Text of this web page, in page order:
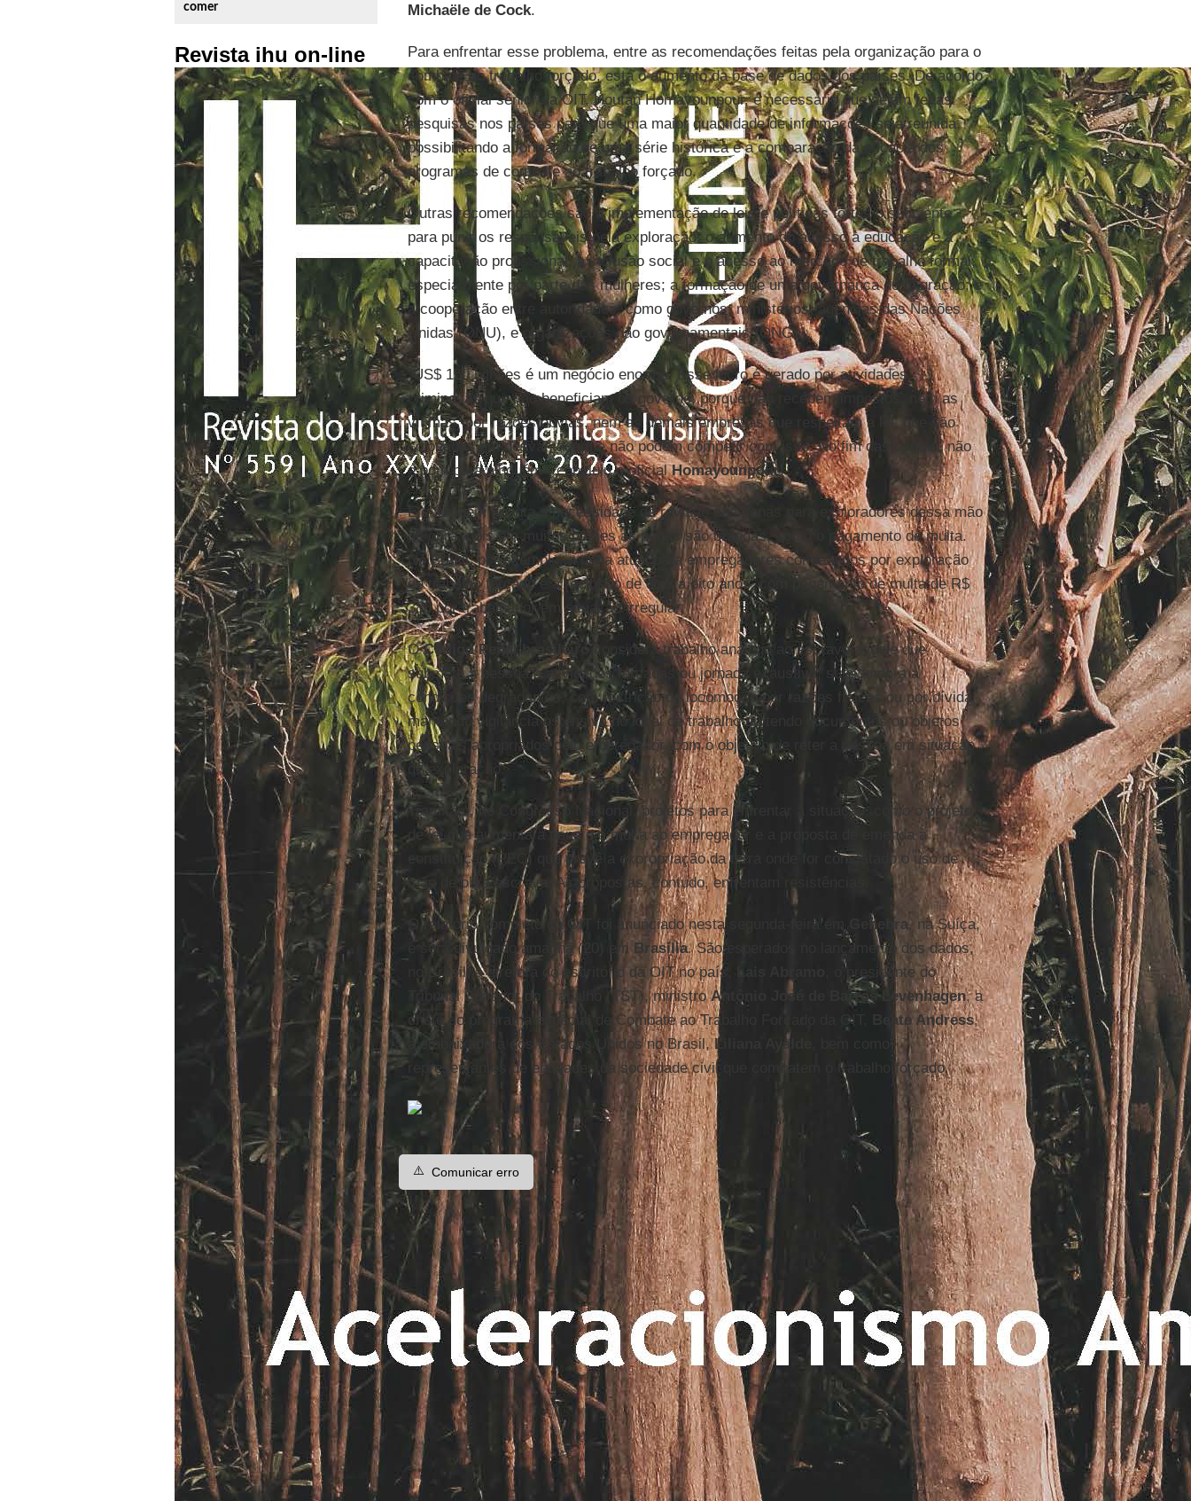
comer
Revista ihu on-line
Michaële de Cock.
Para enfrentar esse problema, entre as recomendações feitas pela organização para o
combate ao trabalho forçado, está o aumento da base de dados dos países. De acordo
com o oficial sênior da OIT, Houtan Homayounpour, é necessário que sejam feitas
pesquisas nos países para que uma maior quantidade de informações seja reunida,
possibilitando a formação de uma série histórica e a comparação da eficácia dos
programas de combate ao trabalho forçado.
Outras recomendações são a implementação de leis e políticas fortes o suficiente
para punir os responsáveis pela exploração; o aumento do acesso à educação e à
capacitação profissional; a inclusão social e o acesso ao mercado de trabalho formal,
especialmente por parte das mulheres; a formação de uma governança de migração; e
a cooperação entre autoridades, como governos, ministérios, agências das Nações
Unidas (ONU), e organizações não governamentais (ONGs).
“US$ 150 bilhões é um negócio enorme. Esse lucro é gerado por atividades
criminosas que não beneficiam os governo, porque não recebem impostos, nem as
vítimas, por razões óbvias, nem as demais empresas que respeitam a lei, que são
colocadas em desvantagem e não podem competir com isso. No fim das contas, não
é bom para ninguém”, concluiu o oficialHomayounpour.
Ele também aponta a necessidade de revisão das penas para exploradores dessa mão
de obra, pois em muitos países as penas são brandas, como o pagamento de multa.
No Brasil, por exemplo, a pena atual para empregadores condenados por exploração
de trabalho forçado é a reclusão de dois a oito anos, com pagamento de multa de R$
380 por trabalhador em situação irregular.
OCódigo Penal brasileiroconsidera trabalho análogo ao escravo aquele que
submete a pessoa a atividades forçadas ou jornada exaustiva, sujeitando-a a
condições degradantes, com restrição de locomoção por razões físicas ou por dívida,
mantendo vigilância ostensiva no local de trabalho ou tendo documentos ou objetos
pessoais apropriados pelo empregador, com o objetivo de reter a pessoa em situação
de exploração.
Tramitam, no Congresso Nacional, projetos para enfrentar a situação, como o projeto
de lei que aumenta a pena e a multa ao empregador e a proposta de emenda à
constituição (PEC) que prevê a expropriação da terra onde for constatado o uso de
mão de obra escrava. As propostas, contudo, enfrentam resistências.
O relatório completo da OIT foi anunciado nesta segunda-feira em Genebra, na Suíça,
e será divulgado amanhã (20) em Brasília. São esperados no lançamento dos dados,
no Brasil, a diretora do escritório da OIT no país,
Lais Abramo
, o presidente do
Tribunal Superior do Trabalho (TST), ministroAntônio José de Barros Levenhagen, a
chefe do programa especial de Combate ao Trabalho Forçado da OIT,
Beate Andress,
a embaixadora dos Estados Unidos no Brasil,Liliana Ayalde
representantes de entidades da sociedade civil que combatem o trabalho forçado.
⚠️ Comunicar erro